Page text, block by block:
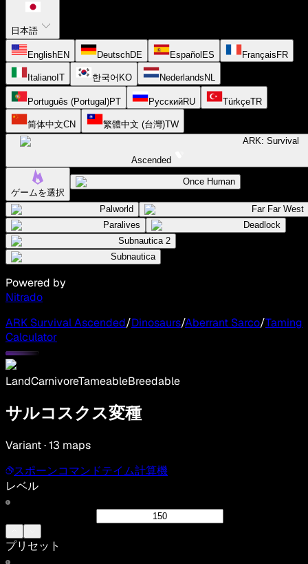
日本語
EnglishEN DeutschDE Español ES Français FR
Italiano IT 한국어 KO Nederlands NL
Português (Portugal)PT РусскийRU TürkçeTR
简体中文CN 繁體中文 (台灣)TW
ARK: Survival
Ascended
ゲームを選択
Once Human
Palworld
Far Far West
Paralives
Deadlock
Subnautica 2
Subnautica
Powered by
Nitrado
ARK Survival Ascended/Dinosaurs/Aberrant Sarco/Taming
Calculator
LandCarnivoreTameableBreedable
サルコスクス変種
Variant · 13 maps
スポーンコマンドテイム計算機
レベル
プリセット